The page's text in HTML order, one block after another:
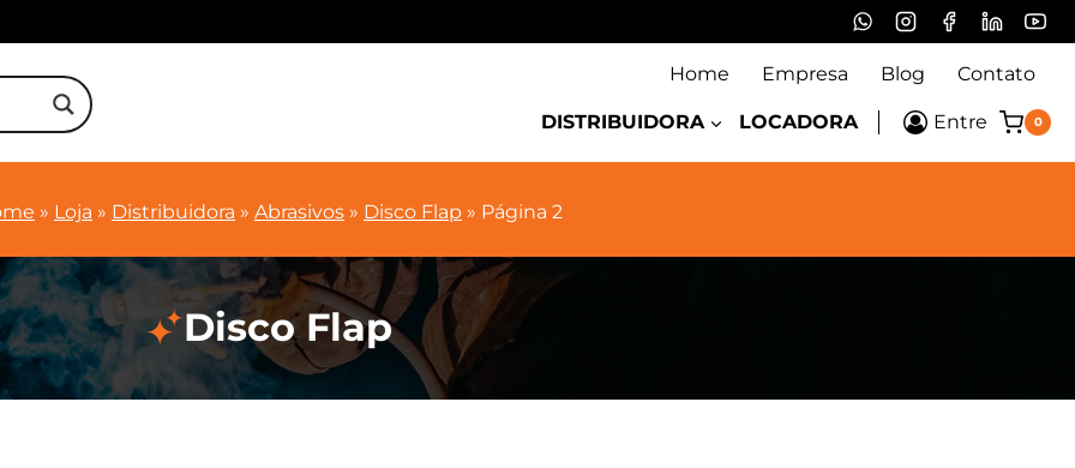
Home Empresa Blog Contato
DISTRIBUIDORA LOCADORA Entre 0
» Loja » Distribuidora » Abrasivos » Disco Flap » Página 2
Disco Flap